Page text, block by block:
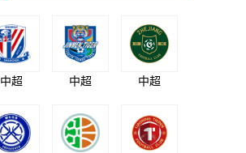
中超 中超 中超